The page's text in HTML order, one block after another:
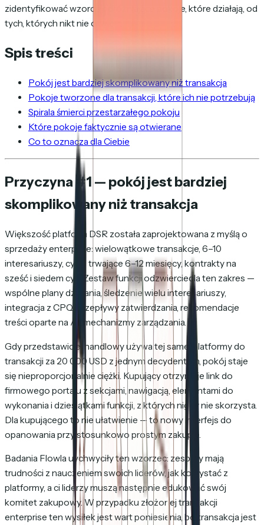
zidentyfikować wzorce odróżniające pokoje, które działają, od
tych, których nikt nie otwiera.
Spis treści
Pokój jest bardziej skomplikowany niż transakcja
Pokoje tworzone dla transakcji, które ich nie potrzebują
Spirala śmierci przestarzałego pokoju
Które pokoje faktycznie są otwierane
Co to oznacza dla Ciebie
Przyczyna #1 — pokój jest bardziej
skomplikowany niż transakcja
Większość platform DSR została zaprojektowana z myślą o
sprzedaży enterprise: wielowątkowe transakcje, 6–10
interesariuszy, cykle trwające 6–12 miesięcy, kontrakty na
sześć i siedem cyfr. Zestaw funkcji odzwierciedla ten zakres —
wspólne plany działania, śledzenie wielu interesariuszy,
integracja z CPQ, przepływy zatwierdzania, rekomendacje
treści oparte na AI, mechanizmy zarządzania.
Gdy przedstawiciel handlowy używa tej samej platformy do
transakcji za 20 000 USD z jednym decydentem, pokój staje
się nieproporcjonalnie ciężki. Kupujący otrzymuje link do
firmowego portalu z sekcjami, nawigacją, elementami do
wykonania i dziesiątkami funkcji, z których nigdy nie skorzysta.
Dla kupującego to nie ułatwienie — to nowy interfejs do
opanowania przy stosunkowo prostym zakupie.
Badania Flowla uychwyciły ten wzorzec: zespoły mają
trudności z nauczeniem swoich liderów, jak korzystać z
platformy, a ci liderzy muszą następnie edukować swój
komitet zakupowy. W przypadku złożonej transakcji
enterprise ten wysiłek jest wart poniesienia, bo transakcja jest